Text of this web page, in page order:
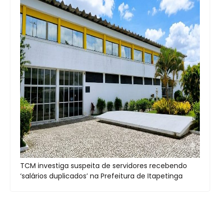
TCM investiga suspeita de servidores recebendo
‘salários duplicados’ na Prefeitura de Itapetinga